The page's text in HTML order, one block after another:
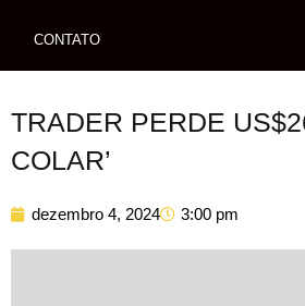
CONTATO
TRADER PERDE
COLAR’
dezembro 4, 2024 3:00 pm